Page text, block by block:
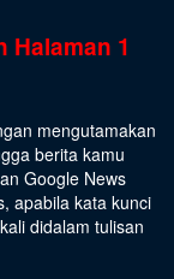
Halaman 1
mengutamakan
berita kamu
Google News
apabila kata kunci
didalam tulisan